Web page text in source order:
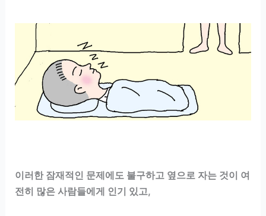
이러한 잠재적인 문제에도 불구하고 옆으로 자는 것이 여
전히 많은 사람들에게 인기 있고,